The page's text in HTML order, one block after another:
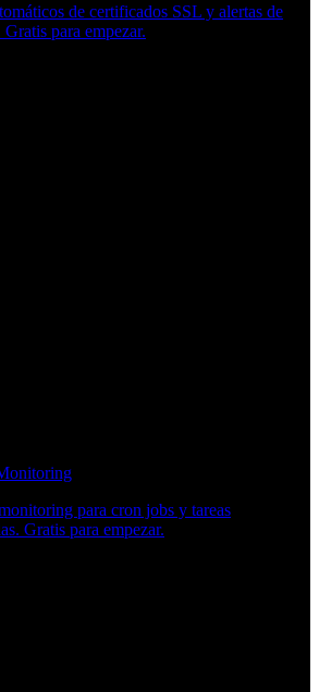
de certificados SSL y alertas de
para empezar.
para cron jobs y tareas
Gratis para empezar.